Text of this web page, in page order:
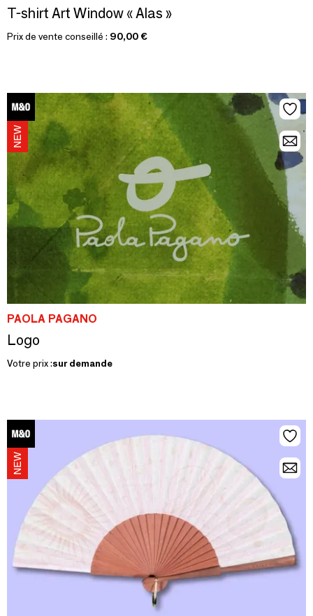
T-shirt Art Window « Alas »
Prix de vente conseillé : 90,00 €
PAOLA PAGANO
Logo
Votre prix :sur demande